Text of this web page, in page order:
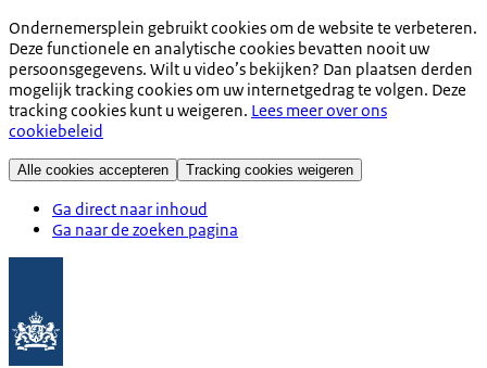
Ondernemersplein gebruikt cookies om de website te verbeteren.
Deze functionele en analytische cookies bevatten nooit uw
persoonsgegevens. Wilt u video’s bekijken? Dan plaatsen derden
mogelijk tracking cookies om uw internetgedrag te volgen. Deze
tracking cookies kunt u weigeren. Lees meer over ons
cookiebeleid
Alle cookies accepteren Tracking cookies weigeren
Ga direct naar inhoud
Ga naar de zoeken pagina